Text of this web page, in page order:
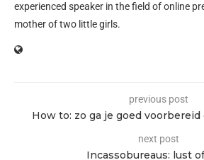
experienced speaker in the field of online
mother of two little girls.
previous post
How to: zo ga je goed
next post
Incassobureaus: lust